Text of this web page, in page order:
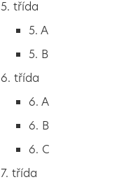
5. třída
5. A
5. B
6. třída
6. A
6. B
6. C
7. třída